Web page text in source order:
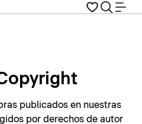
publicados en nuestras
por derechos de autor